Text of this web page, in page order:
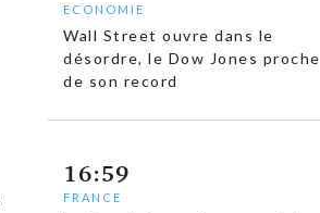
ECONOMIE
Wall Street ouvre dans le
désordre, le Dow Jones proche
de son record
16:59
FRANCE